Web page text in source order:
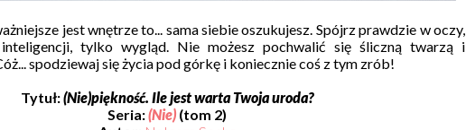
jest wnętrze to... sama siebie oszukujesz. Spójrz prawdzie w oczy,
tylko wygląd. Nie możesz pochwalić się śliczną twarzą i
spodziewaj się życia pod górkę i koniecznie coś z tym zrób!
Tytuł:(Nie)piękność. Ile jest warta Twoja uroda?
Seria:(Nie) (tom 2)